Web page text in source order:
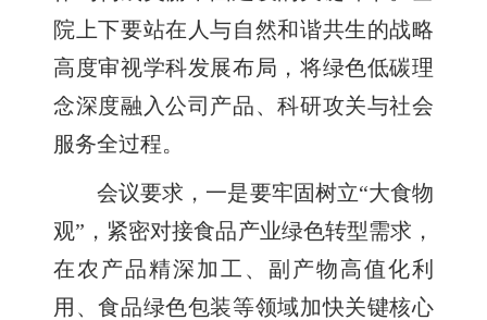
院上下要站在人与自然和谐共生的战略
高度审视学科发展布局，将绿色低碳理
念深度融入公司产品、科研攻关与社会
服务全过程。
会议要求，一是要牢固树立“大食物
观”，紧密对接食品产业绿色转型需求，
在农产品精深加工、副产物高值化利
用、食品绿色包装等领域加快关键核心